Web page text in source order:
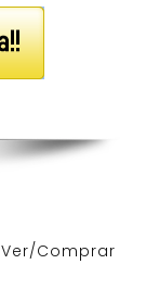
Ver/Comprar